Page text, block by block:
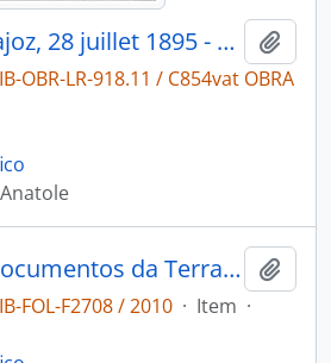
Voyage au Tapajoz, 28 juillet 1895 - 7 janvier 1896
OBR-LR-918.11 / C854vat OBRA
Coletânea de Documentos da Terra Indígena Kayabi
FOL-F2708 / 2010 · Item ·